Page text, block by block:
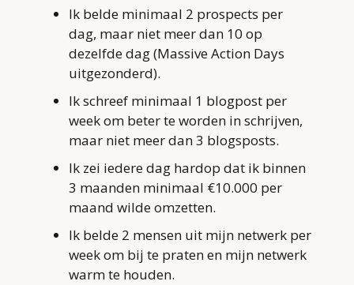
Ik belde minimaal 2 prospects per
dag, maar niet meer dan 10 op
dezelfde dag (Massive Action Days
uitgezonderd).
Ik schreef minimaal 1 blogpost per
week om beter te worden in schrijven,
maar niet meer dan 3 blogsposts.
Ik zei iedere dag hardop dat ik binnen
3 maanden minimaal €10.000 per
maand wilde omzetten.
Ik belde 2 mensen uit mijn netwerk per
week om bij te praten en mijn netwerk
warm te houden.